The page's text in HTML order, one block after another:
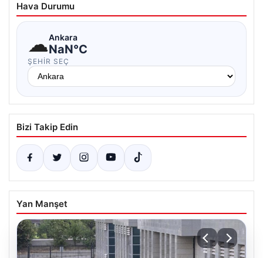
Hava Durumu
☁Ankara
NaN°C
ŞEHIR SEÇ
Bizi Takip Edin
Yan Manşet